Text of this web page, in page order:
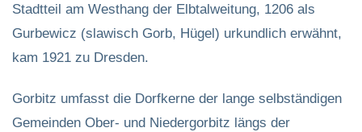
Stadtteil am Westhang der Elbtalweitung, 1206 als
Gurbewicz (slawisch Gorb, Hügel) urkundlich erwähnt,
kam 1921 zu Dresden.
Gorbitz umfasst die Dorfkerne der lange selbständigen
Gemeinden Ober- und Niedergorbitz längs der